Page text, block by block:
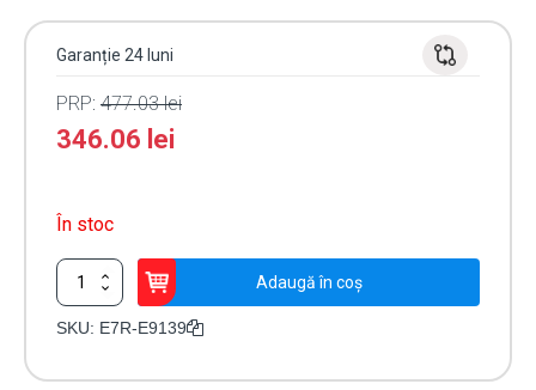
Garanție 24 luni
PRP: 477.03lei
346.06 lei
În stoc
Cantitate
Yala
electromagnetica
Adaugă în coș
SKU: E7R-E9139